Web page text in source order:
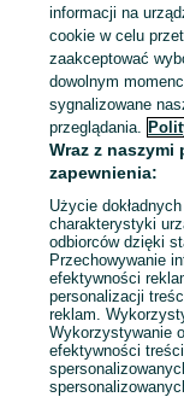
Zaloguj się lub
sprzedającym
Zaloguj się / Załóż
informacji na
cookie w celu
zaakceptować
dowolnym
sygnalizowane
przeglądania.
Wraz z naszymi
zapewnienia:
Użycie
charakterystyki
odbiorców dzięki
Przechowywanie
efektywności
personalizacji
reklam.
Wykorzystywanie
efektywności